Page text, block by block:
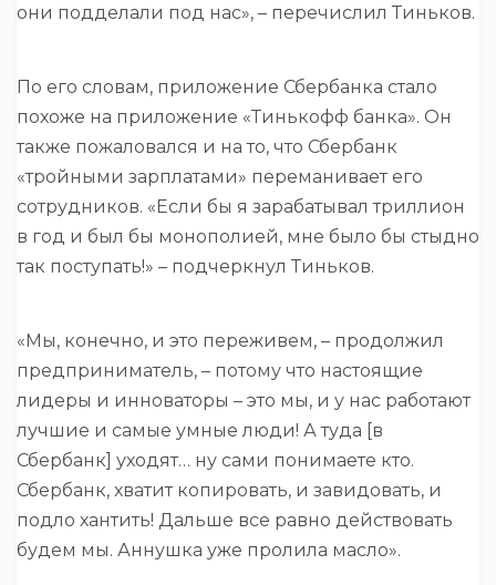
они подделали под нас», – перечислил Тиньков.
По его словам, приложение Сбербанка стало
похоже на приложение «Тинькофф банка». Он
также пожаловался и на то, что Сбербанк
«тройными зарплатами» переманивает его
сотрудников. «Если бы я зарабатывал триллион
в год и был бы монополией, мне было бы стыдно
так поступать!» – подчеркнул Тиньков.
«Мы, конечно, и это переживем, – продолжил
предприниматель, – потому что настоящие
лидеры и инноваторы – это мы, и у нас работают
лучшие и самые умные люди! А туда [в
Сбербанк] уходят… ну сами понимаете кто.
Сбербанк, хватит копировать, и завидовать, и
подло хантить! Дальше все равно действовать
будем мы. Аннушка уже пролила масло».